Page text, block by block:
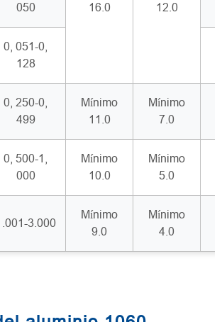
16.0
12.0
050
0, 051-0,
128
0, 250-0,
499
Mínimo
11.0
Mínimo
7.0
0, 500-1,
000
Mínimo
10.0
Mínimo
5.0
3.000
Mínimo
9.0
Mínimo
4.0